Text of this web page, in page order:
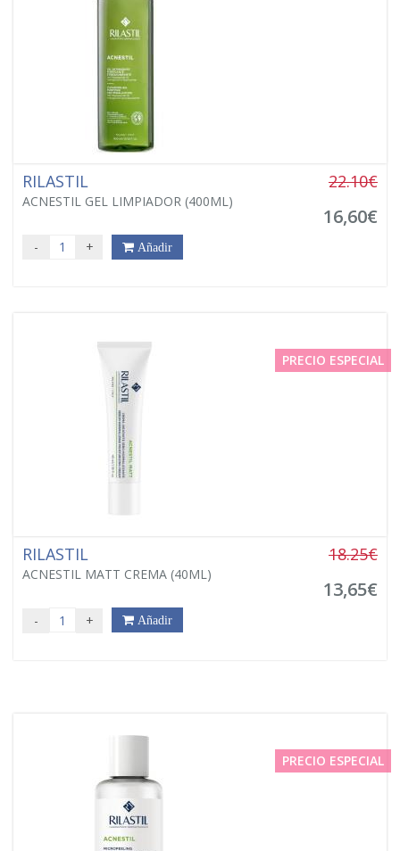
RILASTIL
ACNESTIL GEL LIMPIADOR (400ML)
22.10€
16,60€
- + Añadir
PRECIO ESPECIAL
RILASTIL
ACNESTIL MATT CREMA (40ML)
18.25€
13,65€
- + Añadir
PRECIO ESPECIAL